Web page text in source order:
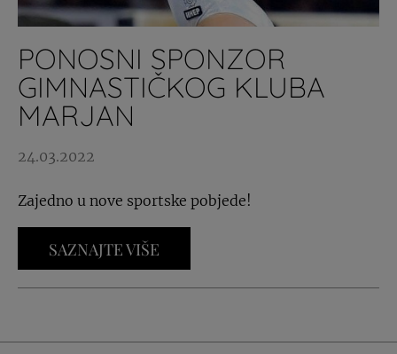
PONOSNI SPONZOR
GIMNASTIČKOG KLUBA
MARJAN
24.03.2022
Zajedno u nove sportske pobjede!
SAZNAJTE VIŠE